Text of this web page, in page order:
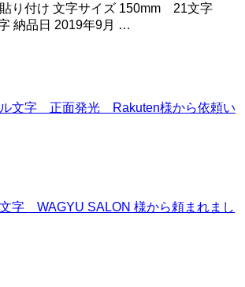
り付け 文字サイズ 150mm 21文字
納品日 2019年9月 …
文字 正面発光 Rakuten様から依頼い
字 WAGYU SALON 様から頼まれまし